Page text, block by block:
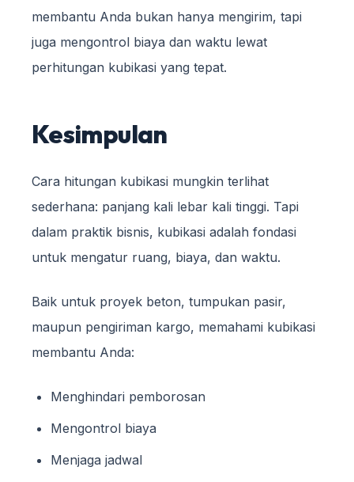
membantu Anda bukan hanya mengirim, tapi
juga mengontrol biaya dan waktu lewat
perhitungan kubikasi yang tepat.
Kesimpulan
Cara hitungan kubikasi mungkin terlihat
sederhana: panjang kali lebar kali tinggi. Tapi
dalam praktik bisnis, kubikasi adalah fondasi
untuk mengatur ruang, biaya, dan waktu.
Baik untuk proyek beton, tumpukan pasir,
maupun pengiriman kargo, memahami kubikasi
membantu Anda:
Menghindari pemborosan
Mengontrol biaya
Menjaga jadwal